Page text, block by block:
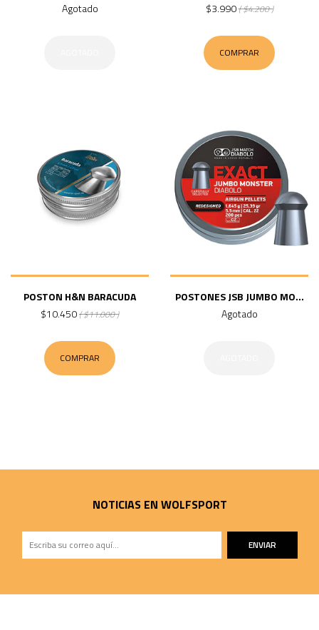
Agotado
$3.990( $4.200 )
COMPRAR
POSTON H&N BARACUDA
$10.450( $11.000 )
COMPRAR
POSTONES JSB JUMBO MO...
Agotado
NOTICIAS EN WOLFSPORT
ENVIAR